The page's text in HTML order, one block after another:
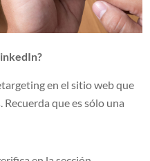
en el sitio web que
que es sólo una